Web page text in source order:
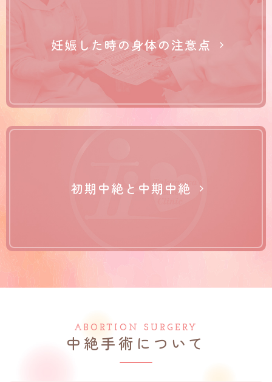
妊娠した時の身体の注意点
初期中絶と中期中絶
ABORTION SURGERY
中絶手術について